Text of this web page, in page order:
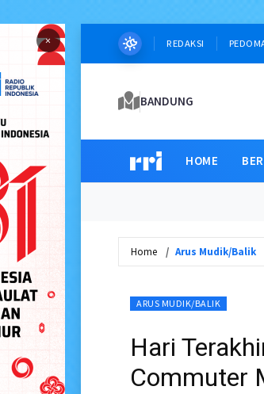
× REDAKSI
BANDUNG
HOME
Home Arus Mudik/Balik
ARUS MUDIK/BALIK
Hari
Commuter